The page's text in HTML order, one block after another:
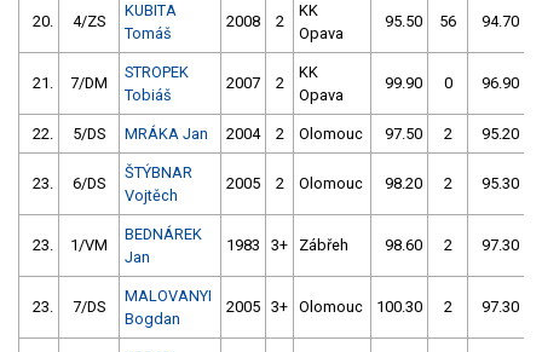
20. 4/ZS
KUBITA
Tomáš
2008 2
KK
Opava
95.50 56 94.70
21. 7/DM
STROPEK
Tobiáš
2007 2
KK
Opava
99.90 0 96.90
22. 5/DS MRÁKA Jan 2004 2 Olomouc 97.50 2 95.20
23. 6/DS
ŠTÝBNAR
Vojtěch
2005 2 Olomouc 98.20 2 95.30
23. 1/VM
BEDNÁREK
Jan
1983 3+ Zábřeh 98.60 2 97.30
23. 7/DS
MALOVANYI
Bogdan
2005 3+ Olomouc 100.30 2 97.30